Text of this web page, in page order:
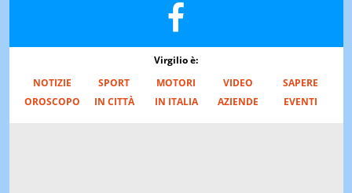
Virgilio è:
NOTIZIE
SPORT MOTORI VIDEO
SAPERE
OROSCOPO
IN CITTÀ IN ITALIA AZIENDE EVENTI